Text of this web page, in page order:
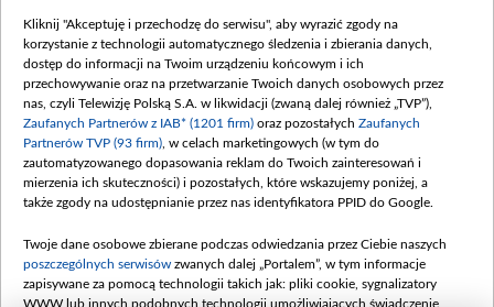
Procedura zgłoszeń wewnętrznych
Kliknij "Akceptuję i przechodzę do serwisu", aby wyrazić zgody na
korzystanie z technologii automatycznego śledzenia i zbierania danych,
dostęp do informacji na Twoim urządzeniu końcowym i ich
przechowywanie oraz na przetwarzanie Twoich danych osobowych przez
nas, czyli Telewizję Polską S.A. w likwidacji (zwaną dalej również „TVP”),
Zaufanych Partnerów z IAB* (1201 firm) oraz pozostałych Zaufanych
Partnerów TVP (93 firm) , w celach marketingowych (w tym do
zautomatyzowanego dopasowania reklam do Twoich zainteresowań i
mierzenia ich skuteczności) i pozostałych, które wskazujemy poniżej, a
także zgody na udostępnianie przez nas identyfikatora PPID do Google.
Twoje dane osobowe zbierane podczas odwiedzania przez Ciebie naszych
poszczególnych serwisów zwanych dalej „Portalem”, w tym informacje
zapisywane za pomocą technologii takich jak: pliki cookie, sygnalizatory
WWW lub innych podobnych technologii umożliwiających świadczenie